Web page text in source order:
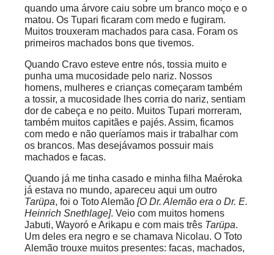
quando uma árvore caiu sobre um branco moço e o
matou. Os Tupari ficaram com medo e fugiram.
Muitos trouxeram machados para casa. Foram os
primeiros machados bons que tivemos.
Quando Cravo esteve entre nós, tossia muito e
punha uma mucosidade pelo nariz. Nossos
homens, mulheres e crianças começaram também
a tossir, a mucosidade lhes corria do nariz, sentiam
dor de cabeça e no peito. Muitos Tupari morreram,
também muitos capitães e pajés. Assim, ficamos
com medo e não queríamos mais ir trabalhar com
os brancos. Mas desejávamos possuir mais
machados e facas.
Quando já me tinha casado e minha filha Maéroka
já estava no mundo, apareceu aqui um outro
Tarüpa, foi o Toto Alemão [O Dr. Alemão era o Dr. E.
Heinrich Snethlage]. Veio com muitos homens
Jabuti, Wayoró e Arikapu e com mais três Tarüpa.
Um deles era negro e se chamava Nicolau. O Toto
Alemão trouxe muitos presentes: facas, machados,